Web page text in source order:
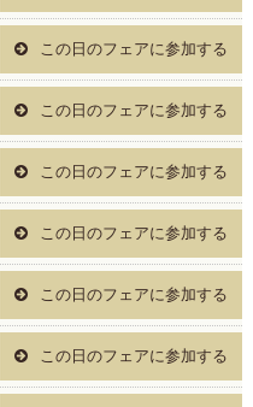
この日のフェアに参加する
この日のフェアに参加する
この日のフェアに参加する
この日のフェアに参加する
この日のフェアに参加する
この日のフェアに参加する